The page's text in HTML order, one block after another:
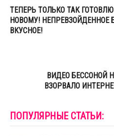
ТЕПЕРЬ ТОЛЬКО ТАК
НОВОМУ! НЕПРЕВЗОЙДЕННОЕ
ВКУСНОЕ!
ВИДЕО БЕССОНОЙ
ВЗОРВАЛО
ПОПУЛЯРНЫЕ СТАТЬИ: